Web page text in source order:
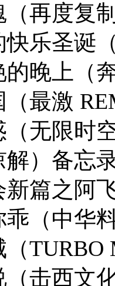
（再度复
快乐圣诞
的晚上（
（最激
（无限时
解）备忘
新篇之阿
乖（中华
（TURBO
（击西文